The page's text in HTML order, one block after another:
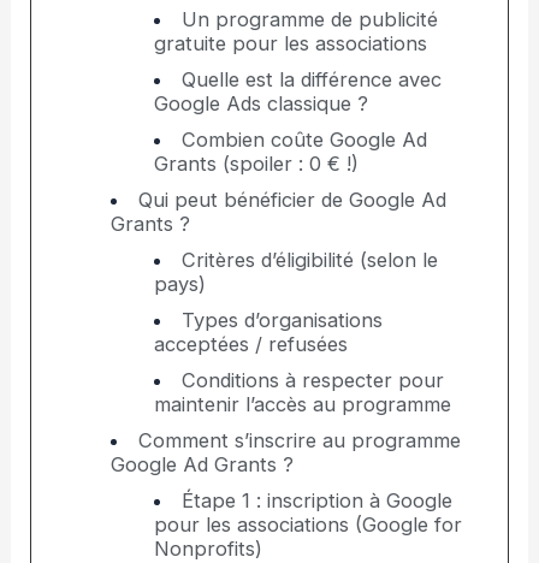
Un programme de publicité
gratuite pour les associations
Quelle est la différence avec
Google Ads classique ?
Combien coûte Google Ad
Grants (spoiler : 0 € !)
Qui peut bénéficier de Google Ad
Grants ?
Critères d’éligibilité (selon le
pays)
Types d’organisations
acceptées / refusées
Conditions à respecter pour
maintenir l’accès au programme
Comment s’inscrire au programme
Google Ad Grants ?
Étape 1 : inscription à Google
pour les associations (Google for
Nonprofits)